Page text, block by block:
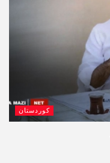
کوردستان